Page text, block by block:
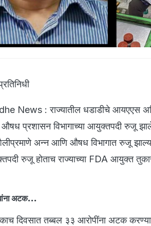
News : राज्यातील धडाडीचे आयएएस
प्रशासन विभागाच्या आयुक्तपदी रुजू झाले
अन्न आणि औषध विभागात रुजू
रुजू होताच राज्याच्या FDA आयुक्त
अटक...
दिवसात तब्बल ३३ आरोपींना अटक